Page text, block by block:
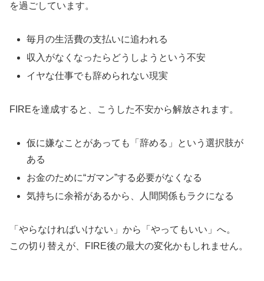
を過ごしています。
毎月の生活費の支払いに追われる
収入がなくなったらどうしようという不安
イヤな仕事でも辞められない現実
FIREを達成すると、こうした不安から解放されます。
仮に嫌なことがあっても「辞める」という選択肢が
ある
お金のために“ガマン”する必要がなくなる
気持ちに余裕があるから、人間関係もラクになる
「やらなければいけない」から「やってもいい」へ。
この切り替えが、FIRE後の最大の変化かもしれません。